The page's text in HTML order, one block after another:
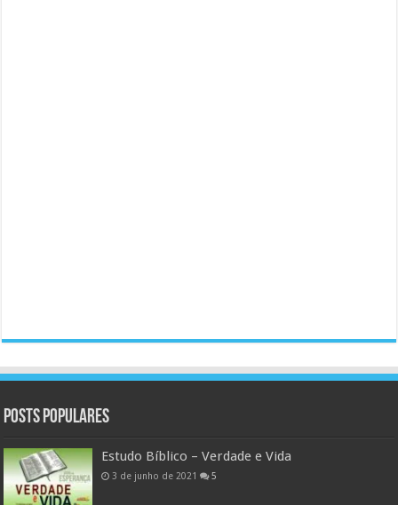
Posts populares
Estudo Bíblico – Verdade e Vida
3 de junho de 2021 5